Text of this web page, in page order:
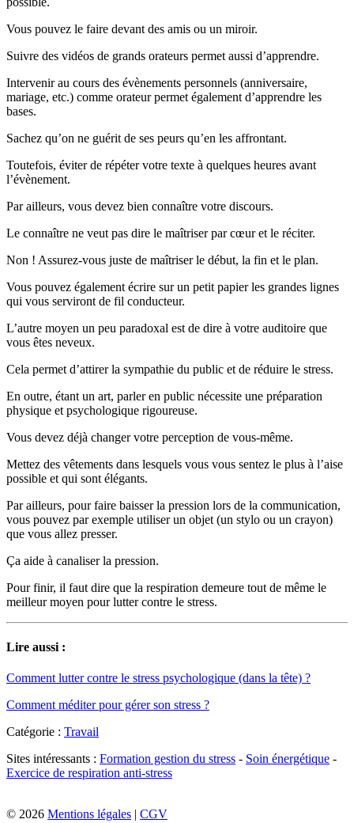
Vous pouvez le faire devant des amis ou un miroir.
Suivre des vidéos de grands orateurs permet aussi d’apprendre.
Intervenir au cours des évènements personnels (anniversaire,
mariage, etc.) comme orateur permet également d’apprendre les
bases.
Sachez qu’on ne guérit de ses peurs qu’en les affrontant.
Toutefois, éviter de répéter votre texte à quelques heures avant
l’évènement.
Par ailleurs, vous devez bien connaître votre discours.
Le connaître ne veut pas dire le maîtriser par cœur et le réciter.
Non ! Assurez-vous juste de maîtriser le début, la fin et le plan.
Vous pouvez également écrire sur un petit papier les grandes lignes
qui vous serviront de fil conducteur.
L’autre moyen un peu paradoxal est de dire à votre auditoire que
vous êtes neveux.
Cela permet d’attirer la sympathie du public et de réduire le stress.
En outre, étant un art, parler en public nécessite une préparation
physique et psychologique rigoureuse.
Vous devez déjà changer votre perception de vous-même.
Mettez des vêtements dans lesquels vous vous sentez le plus à l’aise
possible et qui sont élégants.
Par ailleurs, pour faire baisser la pression lors de la communication,
vous pouvez par exemple utiliser un objet (un stylo ou un crayon)
que vous allez presser.
Ça aide à canaliser la pression.
Pour finir, il faut dire que la respiration demeure tout de même le
meilleur moyen pour lutter contre le stress.
Lire aussi :
Comment lutter contre le stress psychologique (dans la tête) ?
Comment méditer pour gérer son stress ?
Catégorie : Travail
Sites intéressants : Formation gestion du stress - Soin énergétique -
Exercice de respiration anti-stress
© 2026 Mentions légales | CGV